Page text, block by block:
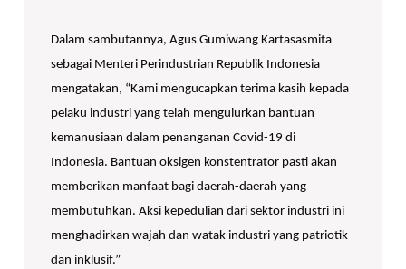
Dalam sambutannya, Agus Gumiwang Kartasasmita
sebagai Menteri Perindustrian Republik Indonesia
mengatakan, “Kami mengucapkan terima kasih kepada
pelaku industri yang telah mengulurkan bantuan
kemanusiaan dalam penanganan Covid-19 di
Indonesia. Bantuan oksigen konstentrator pasti akan
memberikan manfaat bagi daerah-daerah yang
membutuhkan. Aksi kepedulian dari sektor industri ini
menghadirkan wajah dan watak industri yang patriotik
dan inklusif.”